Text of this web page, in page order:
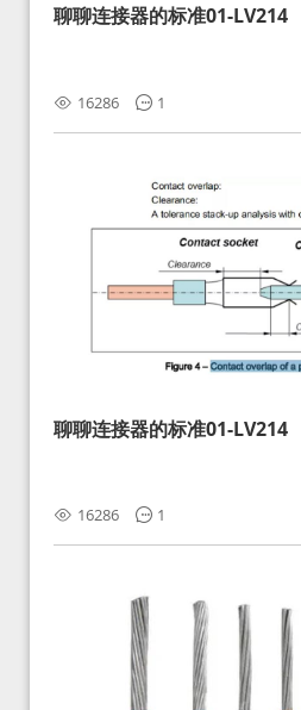
聊聊连接器的标准01-LV214
16286 1
聊聊连接器的标准01-LV214
16286 1